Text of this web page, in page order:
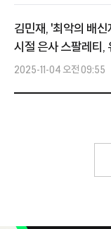
김민재, '최악의 배
시절 은사 스팔레티,
2025-11-04 오전 09:55